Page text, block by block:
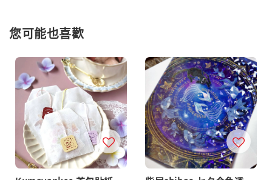
您可能也喜歡